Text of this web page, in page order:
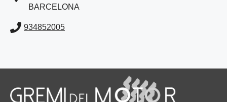
BARCELONA
934852005